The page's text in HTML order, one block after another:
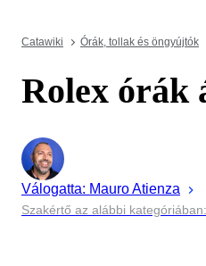
Catawiki Órák, tollak és öngyújtók
Rolex órák
Válogatta: MauroAtienza
Szakértő az alábbi